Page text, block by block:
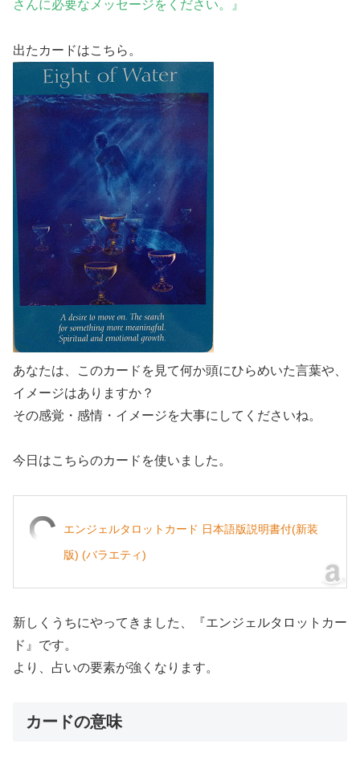
さんに必要なメッセージをください。』
出たカードはこちら。
あなたは、このカードを見て何か頭にひらめいた言葉や、
イメージはありますか？
その感覚・感情・イメージを大事にしてくださいね。
今日はこちらのカードを使いました。
エンジェルタロットカード 日本語版説明書付(新装
版) (バラエティ)
新しくうちにやってきました、『エンジェルタロットカー
ド』です。
より、占いの要素が強くなります。
カードの意味